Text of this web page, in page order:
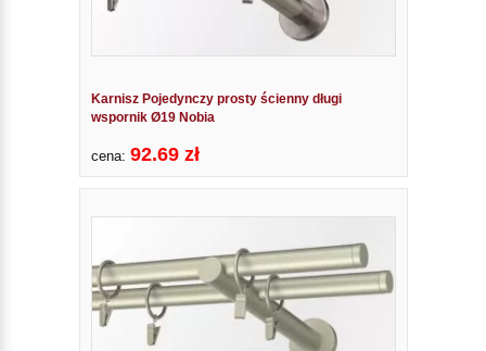
Karnisz Pojedynczy prosty ścienny długi
wspornik Ø19 Nobia
cena: 92.69 zł